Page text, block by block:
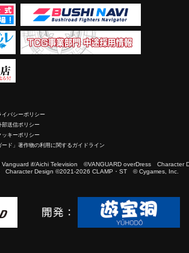
イバシーポリシー
部送信ポリシー
ッキーポリシー
ード」著作物の利用に関するガイドライン
if/Aichi Television ©VANGUARD overDress Character
Design ©2021-2026 CLAMP・ST © Cygames, Inc.